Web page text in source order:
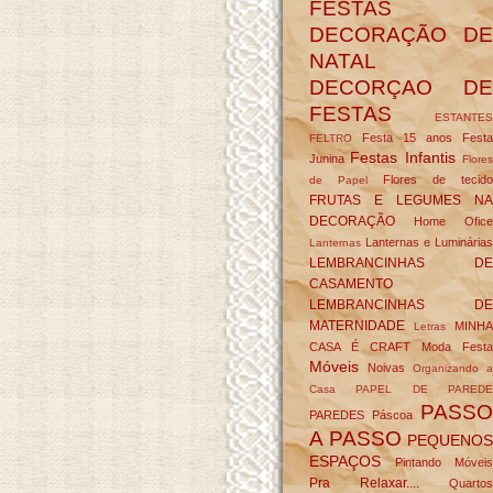
FESTAS
DECORAÇÃO DE
NATAL
DECORÇAO DE
FESTAS
ESTANTES
FELTRO
Festa 15 anos
Festa
Junina Festas Infantis Flores
de Papel
Flores de tecido
FRUTAS E LEGUMES NA
DECORAÇÃO
Home Ofice
Lanternas Lanternas e Luminárias
LEMBRANCINHAS DE
CASAMENTO
LEMBRANCINHAS DE
MATERNIDADE
Letras
MINHA
CASA É CRAFT
Moda Festa
Móveis Noivas
Organizando a
Casa
PAPEL DE PAREDE
PAREDES Páscoa
PASSO
A PASSO PEQUENOS
ESPAÇOS
Pintando Móveis
Pra Relaxar.... Quartos